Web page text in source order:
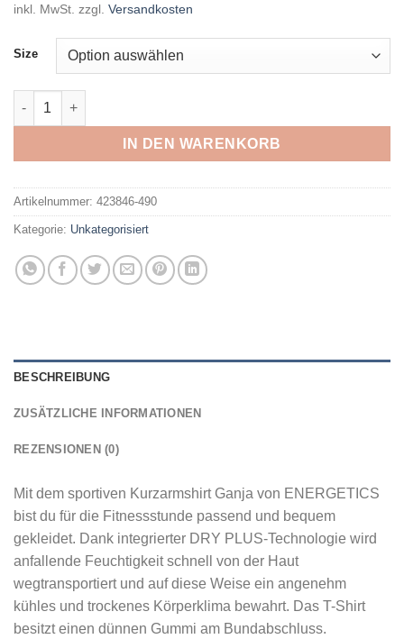
inkl. MwSt. zzgl. Versandkosten
Size
ENERGETICS - Da.-T-Shirt Ganja W VIOLET Menge
IN DEN WARENKORB
Artikelnummer: 423846-490
Kategorie: Unkategorisiert
BESCHREIBUNG
ZUSÄTZLICHE INFORMATIONEN
REZENSIONEN (0)
Mit dem sportiven Kurzarmshirt Ganja von ENERGETICS
bist du für die Fitnessstunde passend und bequem
gekleidet. Dank integrierter DRY PLUS-Technologie wird
anfallende Feuchtigkeit schnell von der Haut
wegtransportiert und auf diese Weise ein angenehm
kühles und trockenes Körperklima bewahrt. Das T-Shirt
besitzt einen dünnen Gummi am Bundabschluss.